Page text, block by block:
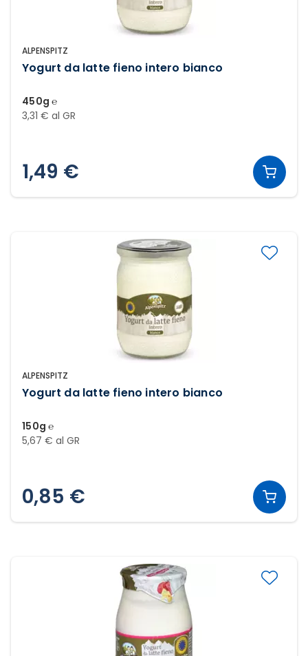
ALPENSPITZ
Yogurt da latte fieno intero bianco
450g ℮
3,31 € al GR
1,49 €
ALPENSPITZ
Yogurt da latte fieno intero bianco
150g ℮
5,67 € al GR
0,85 €